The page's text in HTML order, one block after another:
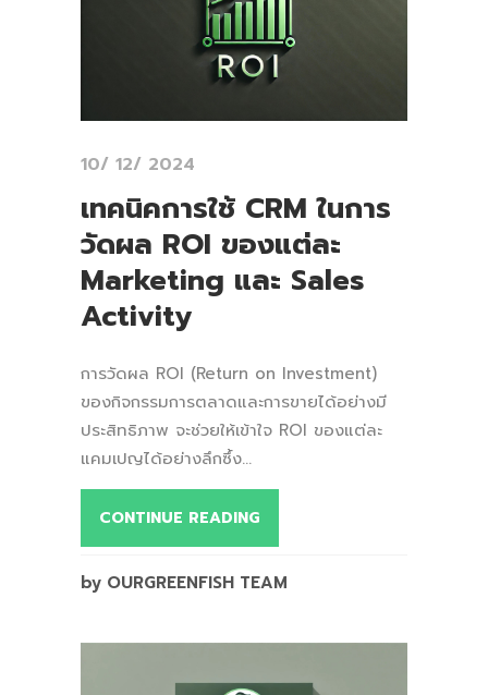
10/ 12/ 2024
เทคนิคการใช้ CRM ในการ
วัดผล ROI ของแต่ละ
Marketing และ Sales
Activity
การวัดผล ROI (Return on Investment)
ของกิจกรรมการตลาดและการขายได้อย่างมี
ประสิทธิภาพ จะช่วยให้เข้าใจ ROI ของแต่ละ
แคมเปญได้อย่างลึกซึ้ง...
CONTINUE READING
by OURGREENFISH TEAM